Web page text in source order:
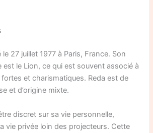
27 juillet 1977 à Paris, France. Son
est le Lion, ce qui est souvent associé à
et charismatiques. Reda est de
et d’origine mixte.
discret sur sa vie personnelle,
vie privée loin des projecteurs. Cette